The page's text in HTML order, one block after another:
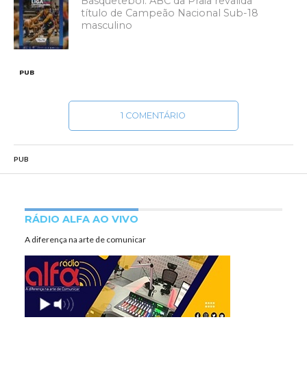
título de Campeão Nacional Sub-18
masculino
PUB
1 COMENTÁRIO
PUB
RÁDIO ALFA AO VIVO
A diferença na arte de comunicar